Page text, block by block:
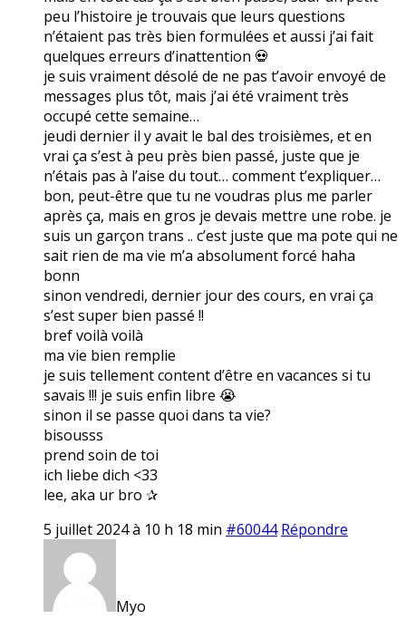
peu l’histoire je trouvais que leurs questions
n’étaient pas très bien formulées et aussi j’ai fait
quelques erreurs d’inattention 💀
je suis vraiment désolé de ne pas t’avoir envoyé de
messages plus tôt, mais j’ai été vraiment très
occupé cette semaine…
jeudi dernier il y avait le bal des troisièmes, et en
vrai ça s’est à peu près bien passé, juste que je
n’étais pas à l’aise du tout… comment t’expliquer…
bon, peut-être que tu ne voudras plus me parler
après ça, mais en gros je devais mettre une robe. je
suis un garçon trans .. c’est juste que ma pote qui ne
sait rien de ma vie m’a absolument forcé haha
bonn
sinon vendredi, dernier jour des cours, en vrai ça
s’est super bien passé !!
bref voilà voilà
ma vie bien remplie
je suis tellement content d’être en vacances si tu
savais !!! je suis enfin libre 😭
sinon il se passe quoi dans ta vie?
bisousss
prend soin de toi
ich liebe dich <33
lee, aka ur bro ✰
5 juillet 2024 à 10 h 18 min #60044 Répondre
Myo